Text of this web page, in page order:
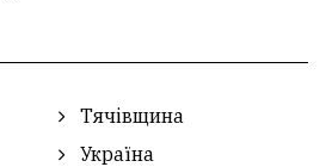
Тячівщина
Україна